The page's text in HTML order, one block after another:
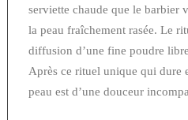
serviette chaude que le barbier
la peau fraîchement rasée. Le
diffusion d’une fine poudre
Après ce rituel unique qui dure
peau est d’une douceur